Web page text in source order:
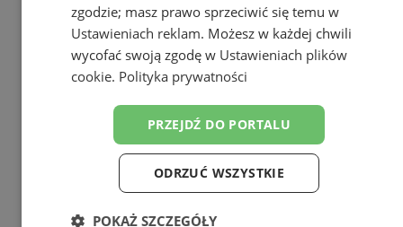
zgodzie; masz prawo sprzeciwić się temu w
Ustawieniach reklam. Możesz w każdej chwili
wycofać swoją zgodę w Ustawieniach plików
cookie. Polityka prywatności
PRZEJDŹ DO PORTALU
ODRZUĆ WSZYSTKIE
POKAŻ SZCZEGÓŁY